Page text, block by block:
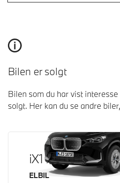
Bilen er solgt
Bilen som du har vist
solgt. Her kan du se andre
iX1 xDrive30
Drivstoff
ELBIL